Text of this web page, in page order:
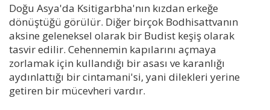
Doğu Asya'da Ksitigarbha'nın kızdan erkeğe
dönüştüğü görülür. Diğer birçok Bodhisattvanın
aksine geleneksel olarak bir Budist keşiş olarak
tasvir edilir. Cehennemin kapılarını açmaya
zorlamak için kullandığı bir asası ve karanlığı
aydınlattığı bir cintamani'si, yani dilekleri yerine
getiren bir mücevheri vardır.